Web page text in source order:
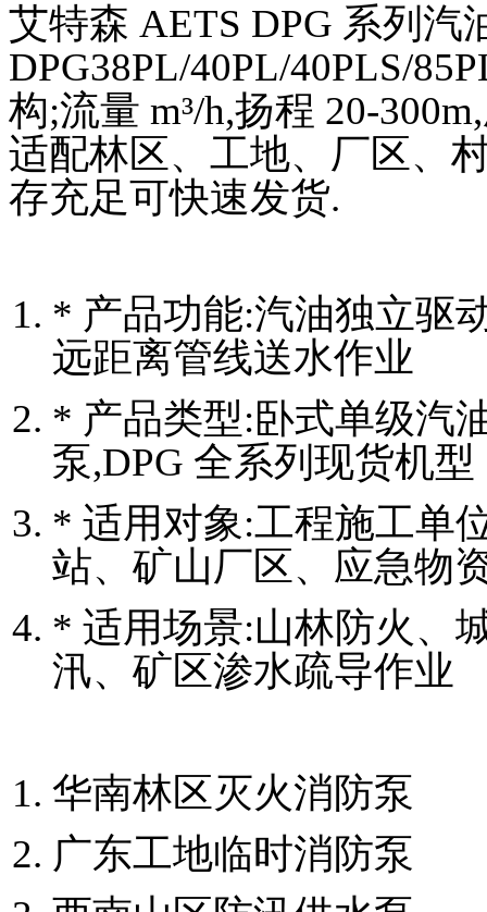
艾特森 AETS DPG 系列
DPG38PL/40PL/40PLS/
构;流量 m³/h,扬程 20-
适配林区、工地、厂区、
存充足可快速发货.
* 产品功能:汽油独立驱
远距离管线送水作业
* 产品类型:卧式单级汽
泵,DPG 全系列现货机型
* 适用对象:工程施工单
站、矿山厂区、应急物
* 适用场景:山林防火、
汛、矿区渗水疏导作业
华南林区灭火消防泵
广东工地临时消防泵